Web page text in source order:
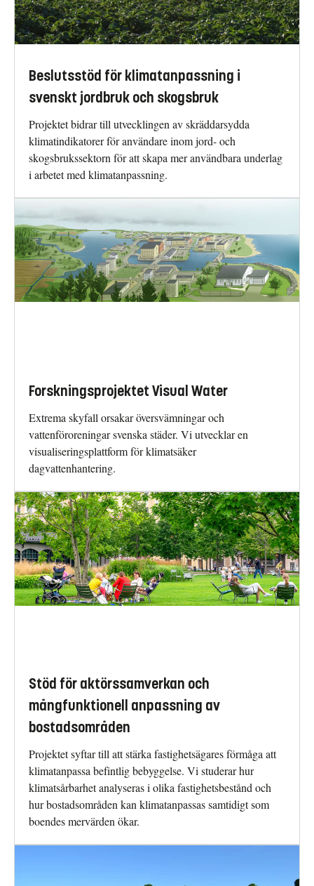
Beslutsstöd för klimatanpassning i
svenskt jordbruk och skogsbruk
Projektet bidrar till utvecklingen av skräddarsydda
klimatindikatorer för användare inom jord- och
skogsbrukssektorn för att skapa mer användbara underlag
i arbetet med klimatanpassning.
Forskningsprojektet Visual Water
Extrema skyfall orsakar översvämningar och
vattenföroreningar svenska städer. Vi utvecklar en
visualiseringsplattform för klimatsäker
dagvattenhantering.
Stöd för aktörssamverkan och
mångfunktionell anpassning av
bostadsområden
Projektet syftar till att stärka fastighetsägares förmåga att
klimatanpassa befintlig bebyggelse. Vi studerar hur
klimatsårbarhet analyseras i olika fastighetsbestånd och
hur bostadsområden kan klimatanpassas samtidigt som
boendes mervärden ökar.